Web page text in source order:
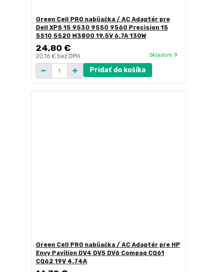
Green Cell PRO nabíjačka / AC Adaptér pre
Dell XPS 15 9530 9550 9560 Precision 15
5510 5520 M3800 19.5V 6.7A 130W
24,80 €
20,16 € bez DPH Skladom 9
Pridať do košíka
Green Cell PRO nabíjačka / AC Adaptér pre HP
Envy Pavilion DV4 DV5 DV6 Compaq CQ61
CQ62 19V 4.74A